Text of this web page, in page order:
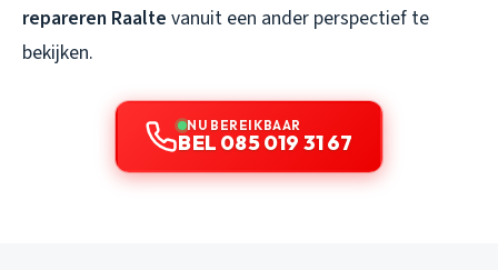
repareren Raalte vanuit een ander perspectief te
bekijken.
NU BEREIKBAAR
BEL 085 019 31 67